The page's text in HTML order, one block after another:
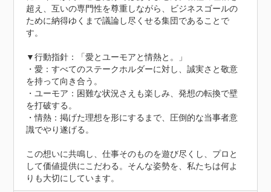
超え、互いの専門性を尊重しながら、ビジネスゴールの
ために納得ゆくまで議論し尽くせる集団であることで
す。
▼行動指針：「愛とユーモアと情熱と。」
・愛：すべてのステークホルダーに対し、誠実さと敬意
を持って向き合う。
・ユーモア：困難な状況さえも楽しみ、発想の転換で壁
を打破する。
・情熱：掲げた理想を形にするまで、圧倒的な当事者意
識でやり遂げる。
この想いに共鳴し、仕事そのものを遊び尽くし、プロと
して価値提供にこだわる。そんな姿勢を、私たちは何よ
りも大切にしています。